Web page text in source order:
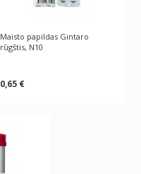
Maisto papildas Gintaro
rūgštis, N10
0,65 €